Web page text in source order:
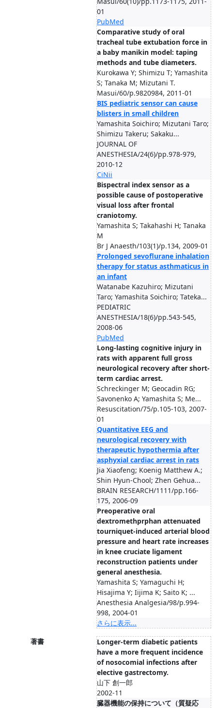
01
PubMed
Comparative study of oral
tracheal tube extubation force in
a baby manikin model: taping
methods and tube diameters.
Kurokawa Y; Shimizu T; Yamashita
S; Tanaka M; Mizutani T.
Masui/60/p.9820984, 2011-01
BIS pediatric sensor can cause
blisters in small children
Yamashita Soichiro; Mizutani Taro;
Shimizu Takeru; Sakaku...
JOURNAL OF
ANESTHESIA/24(6)/pp.978-979,
2010-12
CiNii
Bispectral index sensor as a
possible cause of postoperative
visual loss after frontal
craniotomy.
Yamashita S; Takahashi H; Tanaka
M
Br J Anaesth/103(1)/p.134, 2009-01
Prolonged sevoflurane inhalation
therapy for status asthmaticus in
an infant
Watanabe Kazuhiro; Mizutani
Taro; Yamashita Soichiro; Tateka...
PEDIATRIC
ANESTHESIA/18(6)/pp.543-545,
2008-06
PubMed
Long-lasting cognitive injury in
rats with apparent full gross
neurological recovery after short-
term cardiac arrest.
Schreckinger M; Geocadin RG;
Savonenko A; Yamashita S; Me...
Resuscitation/75/p.105-103, 2007-
01
Quantitative EEG and
neurological recovery with
therapeutic hypothermia after
asphyxial cardiac arrest in rats
Jia Xiaofeng; Koenig Matthew A.;
Shin Hyun-Chool; Zhen Gehua...
BRAIN RESEARCH/1111/pp.166-
175, 2006-09
Preoperative oral
dextromethprphan attenuated
tourniquet-induced arterial blood
pressure and heart rate increases
in knee cruciate ligament
reconstruction patients under
general anesthesia.
Yamashita S; Yamaguchi H;
Hisajima Y; Iijima K; Saito K; ...
Anesthesia Analgesia/98/p.994-
998, 2004-01
さらに表示...
著書
Longer-term diabetic patients
have a more frequent incidence
of nosocomial infections after
elective gastrectomy.
山下 創一郎
2002-11
臓器機能の保持について（質疑応